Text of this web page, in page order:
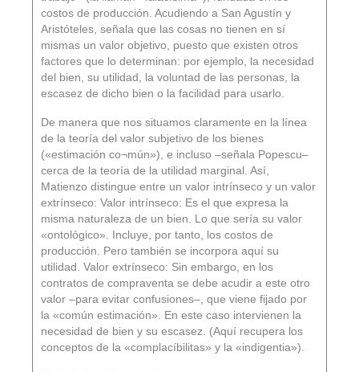
costos de producción. Acudiendo a San Agustín y
Aristóteles, señala que las cosas no tienen en sí
mismas un valor objetivo, puesto que existen otros
factores que lo determinan: por ejemplo, la necesidad
del bien, su utilidad, la voluntad de las personas, la
escasez de dicho bien o la facilidad para usarlo.
De manera que nos situamos claramente en la línea
de la teoría del valor subjetivo de los bienes
(«estimación co¬mún»), e incluso –señala Popescu–
cerca de la teoría de la utilidad marginal. Así,
Matienzo distingue entre un valor intrínseco y un valor
extrínseco: Valor intrínseco: Es el que expresa la
misma naturaleza de un bien. Lo que sería su valor
«ontológico». Incluye, por tanto, los costos de
producción. Pero también se incorpora aquí su
utilidad. Valor extrínseco: Sin embargo, en los
contratos de compraventa se debe acudir a este otro
valor –para evitar confusiones–, que viene fijado por
la «común estimación». En este caso intervienen la
necesidad de bien y su escasez. (Aquí recupera los
conceptos de la «complacíbilitas» y la «indigentia»).